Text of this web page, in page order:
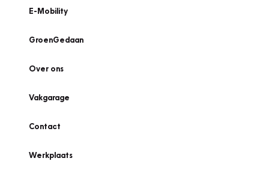
E-Mobility
GroenGedaan
Over ons
Vakgarage
Contact
Werkplaats